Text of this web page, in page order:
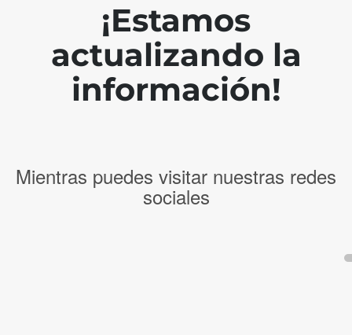
¡Estamos
actualizando la
información!
Mientras puedes visitar nuestras redes
sociales